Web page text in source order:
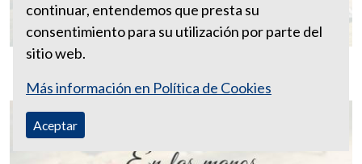
continuar, entendemos que presta su
consentimiento para su utilización por parte del
sitio web.
Más información en Política de Cookies
Aceptar